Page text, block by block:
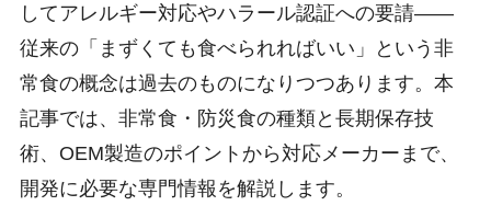
してアレルギー対応やハラール認証への要請――
従来の「まずくても食べられればいい」という非
常食の概念は過去のものになりつつあります。本
記事では、非常食・防災食の種類と長期保存技
術、OEM製造のポイントから対応メーカーまで、
開発に必要な専門情報を解説します。